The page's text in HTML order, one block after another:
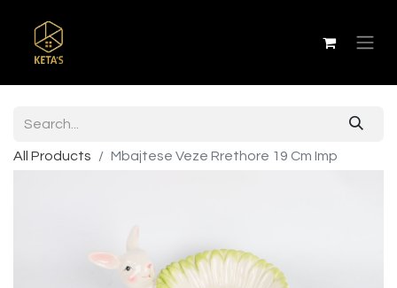
All Products Mbajtese Veze Rrethore 19 Cm Imp